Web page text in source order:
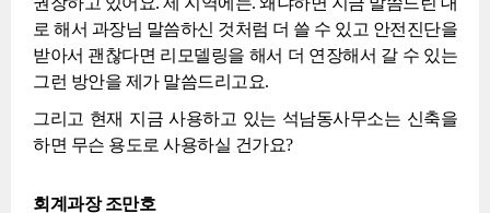
로 해서 과장님 말씀하신 것처럼 더 쓸 수 있고 안전진단을
받아서 괜찮다면 리모델링을 해서 더 연장해서 갈 수 있는
그런 방안을 제가 말씀드리고요.
그리고 현재 지금 사용하고 있는 석남동사무소는 신축을
하면 무슨 용도로 사용하실 건가요?
회계과장 조만호